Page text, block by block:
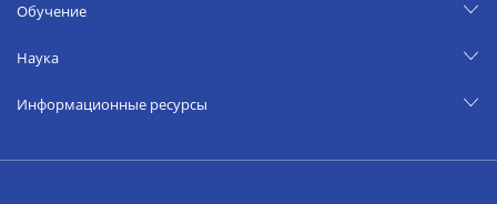
Обучение
Наука
Информационные ресурсы